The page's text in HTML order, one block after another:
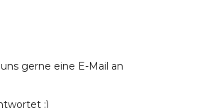
gerne eine E-Mail an
:)